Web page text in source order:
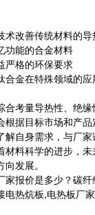
术改善传统材料的
功能的合金材料
严格的环保要求
合金在特殊领域的应
合考量导热性、绝
根据目标市场和产
解自身需求，与厂
材料科学的进步，
发展。
家报价是多少？碳
电热炕板,电热板厂